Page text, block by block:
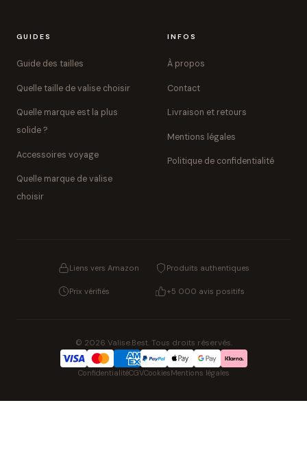
GUIDES
Guide des tailles
Quelle taille de valise choisir
Quelle marque est la plus
solide ?
Accessoires voyage
Quelle marque de valise
choisir
INFOS
À propos
Contact
Livraison et retours
Mentions légales
Politique de confidentialité
Liens vers Amazon Produits authentiques
Prix vérifiés +5 000 avis positifs
© 2026 Valise.Best. Tous droits réservés.
ConfidentialitéCGVCookiesMentions légales